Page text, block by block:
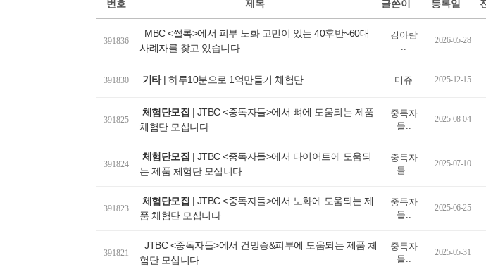
번호 제목 글쓴이 등록일
391836
MBC <썰록>에서 피부 노화 고민이 있는 40후반~60대
사례자를 찾고 있습니다.
김아람
..
2026-05-28
391830 기타| 하루10분으로 1억만들기 체험단 미쥬 2025-12-15
391825
체험단모집 | JTBC <중독자들>에서 뼈에 도움되는 제품
체험단 모십니다
중독자
들..
2025-08-04
391824
체험단모집 | JTBC <중독자들>에서 다이어트에 도움되
는 제품 체험단 모십니다
중독자
들..
2025-07-10
391823
체험단모집 | JTBC <중독자들>에서 노화에 도움되는 제
품 체험단 모십니다
중독자
들..
2025-06-25
391821
JTBC <중독자들>에서 건망증&피부에 도움되는 제품 체
험단 모십니다
중독자
들..
2025-05-31